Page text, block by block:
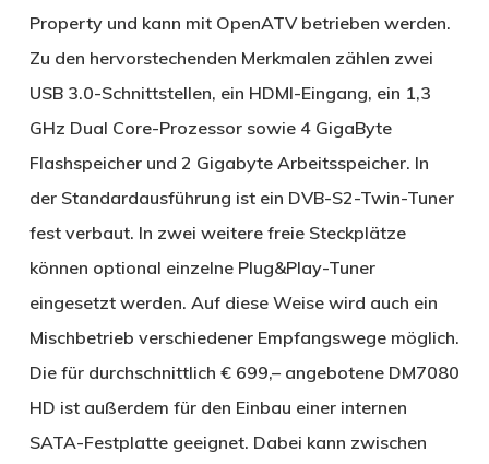
Property und kann mit OpenATV betrieben werden.
Zu den hervorstechenden Merkmalen zählen zwei
USB 3.0-Schnittstellen, ein HDMI-Eingang, ein 1,3
GHz Dual Core-Prozessor sowie 4 GigaByte
Flashspeicher und 2 Gigabyte Arbeitsspeicher. In
der Standardausführung ist ein DVB-S2-Twin-Tuner
fest verbaut. In zwei weitere freie Steckplätze
können optional einzelne Plug&Play-Tuner
eingesetzt werden. Auf diese Weise wird auch ein
Mischbetrieb verschiedener Empfangswege möglich.
Die für durchschnittlich € 699,– angebotene DM7080
HD ist außerdem für den Einbau einer internen
SATA-Festplatte geeignet. Dabei kann zwischen